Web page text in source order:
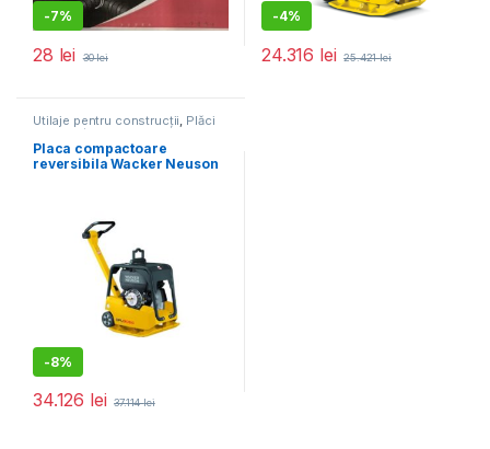
-7%
28 lei 30lei
-4%
24.316 lei 25.421lei
Utilaje pentru construcții, Plăci
compactoare
Placa compactoare
reversibila Wacker Neuson
-8%
34.126 lei 37.114lei